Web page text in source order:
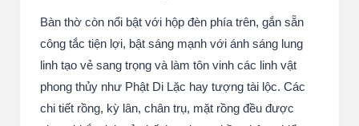
Bàn thờ còn nổi bật với hộp đèn phía trên, gắn sẵn
công tắc tiện lợi, bật sáng mạnh với ánh sáng lung
linh tạo vẻ sang trọng và làm tôn vinh các linh vật
phong thủy như Phật Di Lặc hay tượng tài lộc. Các
chi tiết rồng, kỳ lân, chân trụ, mặt rồng đều được